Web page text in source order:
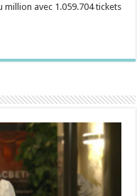
avec 1.059.704 tickets